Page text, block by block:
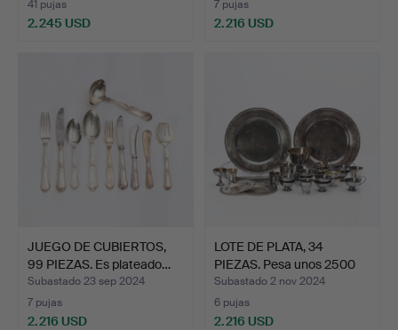
41 pujas
2.245 USD
7 pujas
2.216 USD
JUEGO DE CUBIERTOS,
99 PIEZAS. Es plateado…
Subastado 23 sep 2024
7 pujas
2.216 USD
LOTE DE PLATA, 34
PIEZAS. Pesa unos 2500
g…
Subastado 2 nov 2024
6 pujas
2.216 USD